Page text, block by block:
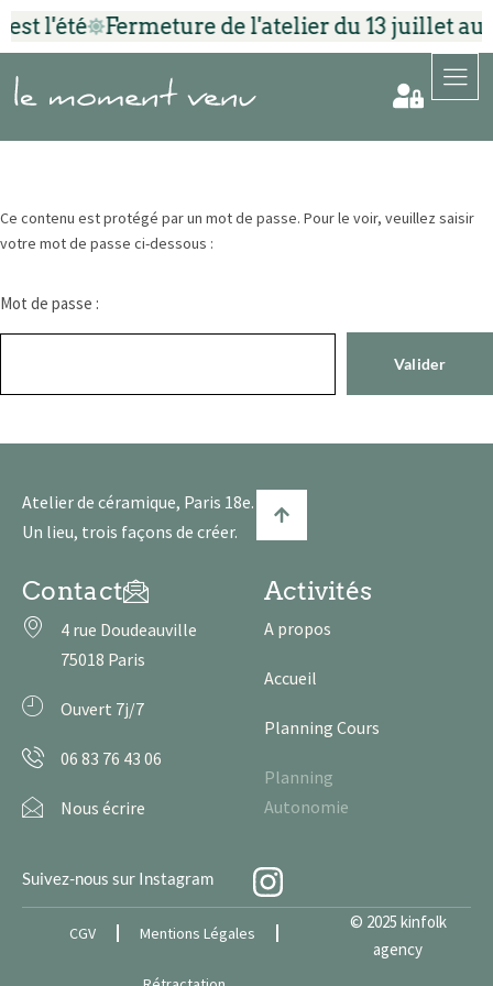
l'été Fermeture de l'atelier du 13 juillet au
Ce contenu est protégé par un mot de passe. Pour le voir, veuillez saisir
votre mot de passe ci-dessous :
Mot de passe :
Atelier de céramique, Paris 18e.
Un lieu, trois façons de créer.
Contact
4 rue Doudeauville
75018 Paris
Ouvert 7j/7
06 83 76 43 06
Nous écrire
Activités
A propos
Accueil
Planning Cours
Planning
Autonomie
Suivez-nous sur Instagram
CGV Mentions Légales
© 2025 kinfolk
agency